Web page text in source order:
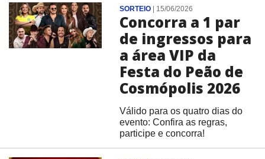
NOTÍCIAS
LISTA DIGITAL
TELEFONES ÚTEIS
BUSCAR
SORTEIO| 15/06/2026
Concorra a 1 par
de ingressos para
a área VIP da
Festa do Peão de
Cosmópolis 2026
Válido para os quatro dias do
evento: Confira as regras,
participe e concorra!